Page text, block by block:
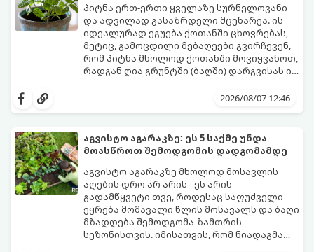
პიტნა ერთ-ერთი ყველაზე სურნელოვანი
და ადვილად გასაზრდელი მცენარეა. ის
იდეალურად ეგუება ქოთანში ცხოვრებას,
მეტიც, გამოცდილი მებაღეები გვირჩევენ,
რომ პიტნა მხოლოდ ქოთანში მოვიყვანოთ,
რადგან ღია გრუნტში (ბაღში) დარგვისას ის
და სხვა მცენარეებს ავიწროებს.
გაგახარებთ ნორჩი, არომატული2026/08/07 12:46
აგვისტო აგარაკზე: ეს 5 საქმე უნდა
მოასწროთ შემოდგომის დადგომამდე
აგვისტო აგარაკზე მხოლოდ მოსავლის
აღების დრო არ არის - ეს არის
გადამწყვეტი თვე, როდესაც საფუძველი
ეყრება მომავალი წლის მოსავალს და ბაღი
მზადდება შემოდგომა-ზამთრის
სეზონისთვის. იმისათვის, რომ ნიადაგმა